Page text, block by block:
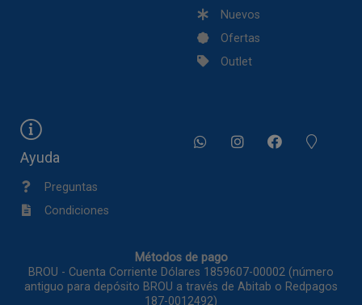
Nuevos
Ofertas
Outlet
Ayuda
Preguntas
Condiciones
Métodos de pago
BROU - Cuenta Corriente Dólares 1859607-00002 (número
antiguo para depósito BROU a través de Abitab o Redpagos
187-0012492)